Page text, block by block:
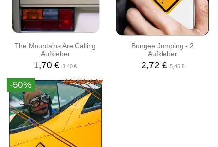
The Mountains Are Calling
Aufkleber
1,70 €3,40 €
Bungee Jumping - 2
Aufkleber
2,72 €5,45 €
-50%